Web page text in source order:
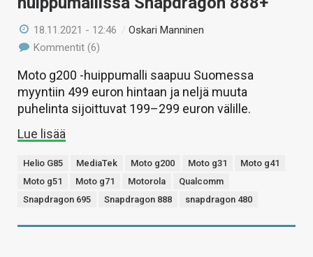
18.11.2021 - 12:46 /Oskari Manninen
Kommentit (6)
Moto g200 -huippumalli saapuu Suomessa
myyntiin 499 euron hintaan ja neljä muuta
puhelinta sijoittuvat 199–299 euron välille.
Lue lisää
Helio G85 MediaTek Moto g200 Moto g31
Moto g41
Moto g51
Moto g71 Motorola
Qualcomm
Snapdragon 695
Snapdragon 888 snapdragon 480